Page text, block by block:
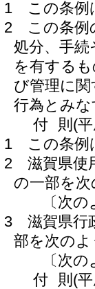
1
この条例
2
この条例
処分、手
を有する
び管理に
行為とみな
付 則 (
1
この条例
2
滋賀県使
の一部を
〔次
3
滋賀県行
部を次の
〔次
付 則 (